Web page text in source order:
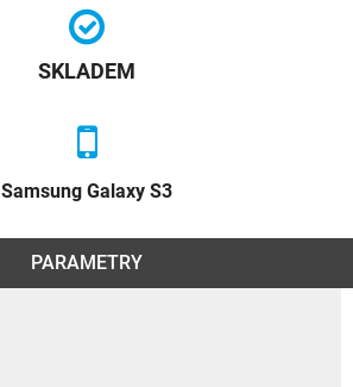
SKLADEM
Samsung Galaxy S3
PARAMETRY